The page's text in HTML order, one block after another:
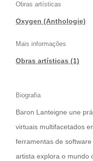
Obras artísticas
Oxygen (Anthologie)
Mais informações
Obras artísticas (1)
Biografia
Baron Lanteigne une
virtuais multifacetados
ferramentas de
artista explora o mundo